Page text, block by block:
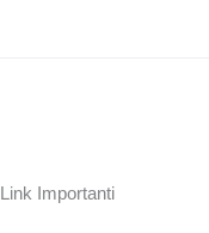
Link Importanti